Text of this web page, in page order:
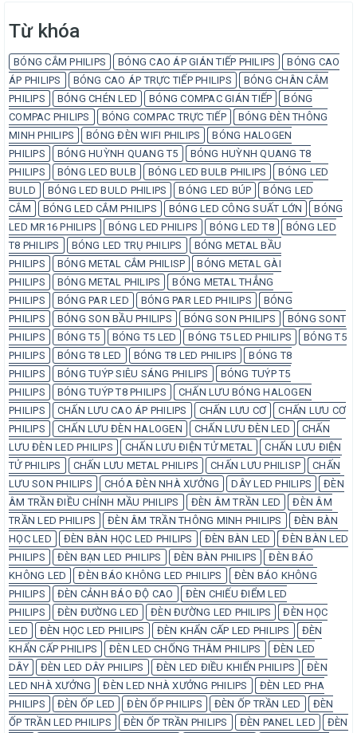
Từ khóa
BÓNG CẮM PHILIPS BÓNG CAO ÁP GIÁN TIẾP PHILIPS
BÓNG CAO
ÁP PHILIPS
BÓNG CAO ÁP TRỰC TIẾP PHILIPS
BÓNG CHÂN CẮM
PHILIPS
BÓNG CHÉN LED BÓNG COMPAC GIÁN TIẾP
BÓNG
COMPAC PHILIPS
BÓNG COMPAC TRỰC TIẾP
BÓNG ĐÈN THÔNG
MINH PHILIPS
BÓNG ĐÈN WIFI PHILIPS
BÓNG HALOGEN
PHILIPS
BÓNG HUỲNH QUANG T5
BÓNG HUỲNH QUANG T8
PHILIPS
BÓNG LED BULB BÓNG LED BULB PHILIPS
BÓNG LED
BULD
BÓNG LED BULD PHILIPS BÓNG LED BÚP
BÓNG LED
CẮM
BÓNG LED CẮM PHILIPS BÓNG LED CÔNG SUẤT LỚN
BÓNG
LED MR16 PHILIPS
BÓNG LED PHILIPS BÓNG LED T8
BÓNG LED
T8 PHILIPS
BÓNG LED TRỤ PHILIPS
BÓNG METAL BẦU
PHILIPS
BÓNG METAL CẮM PHILISP
BÓNG METAL GÀI
PHILIPS
BÓNG METAL PHILIPS
BÓNG METAL THẲNG
PHILIPS
BÓNG PAR LED BÓNG PAR LED PHILIPS
BÓNG
PHILIPS
BÓNG SON BẦU PHILIPS BÓNG SON PHILIPS
BÓNG SONT
PHILIPS
BÓNG T5 BÓNG T5 LED BÓNG T5 LED PHILIPS
BÓNG T5
PHILIPS
BÓNG T8 LED BÓNG T8 LED PHILIPS
BÓNG T8
PHILIPS
BÓNG TUÝP SIÊU SÁNG PHILIPS
BÓNG TUÝP T5
PHILIPS
BÓNG TUÝP T8 PHILIPS
CHẤN LƯU BÓNG HALOGEN
PHILIPS
CHẤN LƯU CAO ÁP PHILIPS CHẤN LƯU CƠ
CHẤN LƯU CƠ
PHILIPS
CHẤN LƯU ĐÈN HALOGEN CHẤN LƯU ĐÈN LED
CHẤN
LƯU ĐÈN LED PHILIPS
CHẤN LƯU ĐIỆN TỬ METAL
CHẤN LƯU ĐIỆN
TỬ PHILIPS
CHẤN LƯU METAL PHILIPS CHẤN LƯU PHILISP
CHẤN
LƯU SON PHILIPS
CHÓA ĐÈN NHÀ XƯỞNG DÂY LED PHILIPS
ĐÈN
ÂM TRẦN ĐIỀU CHỈNH MẦU PHILIPS
ĐÈN ÂM TRẦN LED
ĐÈN ÂM
TRẦN LED PHILIPS
ĐÈN ÂM TRẦN THÔNG MINH PHILIPS
ĐÈN BÀN
HỌC LED
ĐÈN BÀN HỌC LED PHILIPS ĐÈN BÀN LED
ĐÈN BÀN LED
PHILIPS
ĐÈN BẠN LED PHILIPS ĐÈN BÀN PHILIPS
ĐÈN BÁO
KHÔNG LED
ĐÈN BÁO KHÔNG LED PHILIPS
ĐÈN BÁO KHÔNG
PHILIPS
ĐÈN CẢNH BÁO ĐỘ CAO
ĐÈN CHIẾU ĐIỂM LED
PHILIPS
ĐÈN ĐƯỜNG LED ĐÈN ĐƯỜNG LED PHILIPS
ĐÈN HỌC
LED
ĐÈN HỌC LED PHILIPS ĐÈN KHẨN CẤP LED PHILIPS
ĐÈN
KHẨN CẤP PHILIPS
ĐÈN LED CHỐNG THÂM PHILIPS
ĐÈN LED
DÂY
ĐÈN LED DÂY PHILIPS ĐÈN LED ĐIỀU KHIỂN PHILIPS
ĐÈN
LED NHÀ XƯỞNG
ĐÈN LED NHÀ XƯỞNG PHILIPS
ĐÈN LED PHA
PHILIPS
ĐÈN ỐP LED ĐÈN ỐP PHILIPS ĐÈN ỐP TRẦN LED
ĐÈN
ỐP TRẦN LED PHILIPS
ĐÈN ỐP TRẦN PHILIPS ĐÈN PANEL LED
ĐÈN